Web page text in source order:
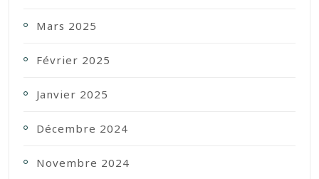
Mars 2025
Février 2025
Janvier 2025
Décembre 2024
Novembre 2024